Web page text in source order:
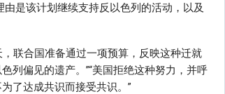
是该计划继续支持反以色列的活动，以及
联合国准备通过一项预算，反映这种迁就
列偏见的遗产。”“美国拒绝这种努力，并呼
了达成共识而接受共识。”